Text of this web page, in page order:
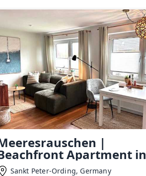
|
Apartment in
with Boxspring Bed
Sankt Peter-Ording, Germany